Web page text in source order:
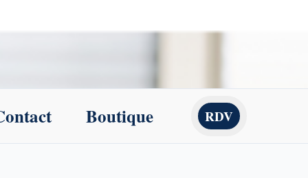
Boutique RDV